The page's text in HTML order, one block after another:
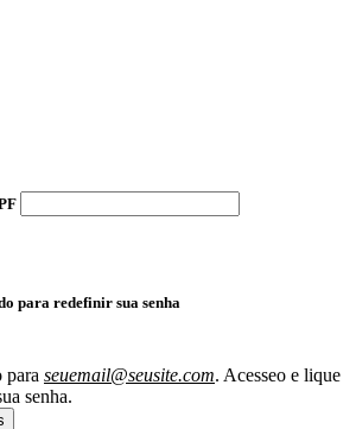
para redefinir sua senha
para seuemail@seusite.com. Acesseo e lique
senha.